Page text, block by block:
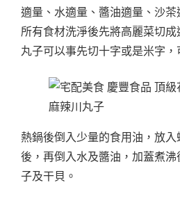
適量、水適量、醬油適量、沙茶
所有食材洗淨後先將高麗菜切
丸子可以事先切十字或是米字，
熱鍋後倒入少量的食用油，放
後，再倒入水及醬油，加蓋煮
子及干貝。